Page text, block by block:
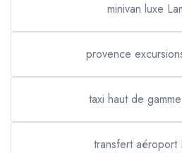
minivan luxe
provence
taxi haut de
transfert aéroport